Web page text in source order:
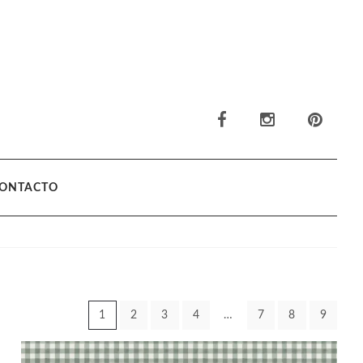
1 2 3 4 … 7 8 9